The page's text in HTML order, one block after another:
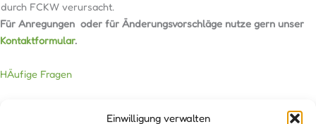
Einwilligung verwalten
durch FCKW verursacht.
Für Anregungen oder für Änderungsvorschläge nutze gern unser
Kontaktformular.
HÄufige Fragen